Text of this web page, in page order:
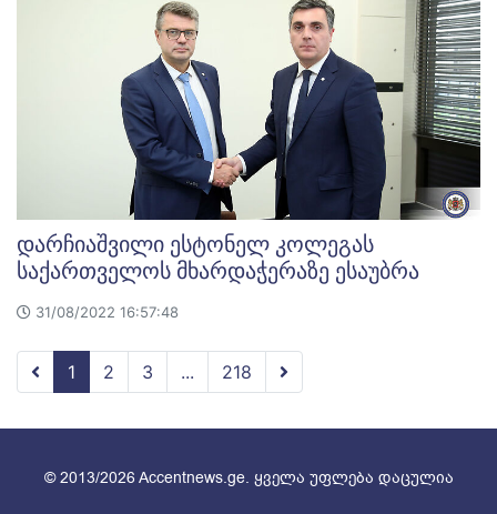
დარჩიაშვილი ესტონელ კოლეგას
საქართველოს მხარდაჭერაზე ესაუბრა
31/08/2022 16:57:48
1 2 3 ... 218
© 2013/2026 Accentnews.ge. ყველა უფლება დაცულია